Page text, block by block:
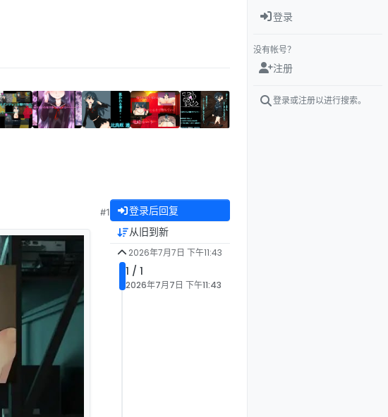
#1 登录后回复
从旧到新
2026年7月7日 下午11:43
1 / 1
2026年7月7日 下午11:43
登录
没有帐号？
注册
登录或注册以进行搜索。